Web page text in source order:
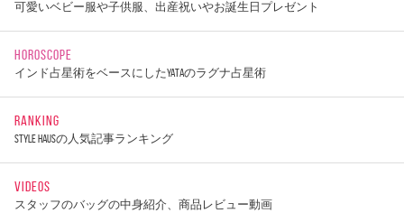
可愛いベビー服や子供服、出産祝いやお誕生日プレゼント
HOROSCOPE
インド占星術をベースにしたYATAのラグナ占星術
RANKING
STYLE HAUSの人気記事ランキング
VIDEOS
スタッフのバッグの中身紹介、商品レビュー動画